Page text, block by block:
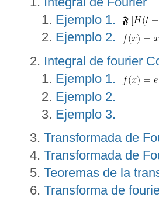
Ejemplo 1.
Ejemplo 2.
Integral de fourier
Ejemplo 1.
Ejemplo 2.
Ejemplo 3.
Transformada de
Transformada de
Teoremas de la
Transforma de